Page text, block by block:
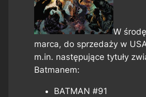
W
marca, do sprzedaży w
m.in. następujące tytuły
Batmanem:
BATMAN #91